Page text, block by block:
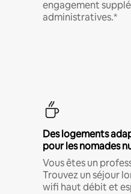
engagement
administratives.*
Des logements
pour les nomades
Vous êtes un
Trouvez un séjour
wifi haut débit et